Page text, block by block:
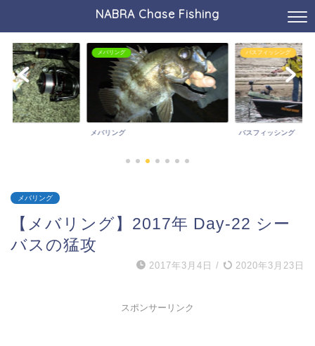
NABRA Chase Fishing
メバリング
メバリング
バスフィッシング
バスフィッシング
メバリング
【メバリング】2017年 Day-22 シー
バスの猛攻
2017年3月4日 / 2020年3月23日
スポンサーリンク